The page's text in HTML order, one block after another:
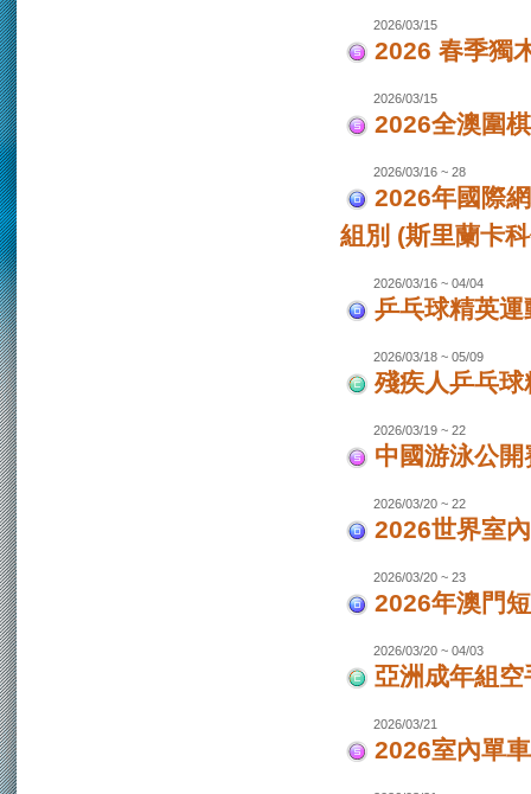
2026/03/15
2026 春季獨
2026/03/15
2026全澳圍
2026/03/16 ~ 28
2026年國際
組別 (斯里蘭卡
2026/03/16 ~ 04/04
乒乓球精英
2026/03/18 ~ 05/09
殘疾人乒乓
2026/03/19 ~ 22
中國游泳公
2026/03/20 ~ 22
2026世界室
2026/03/20 ~ 23
2026年澳門
2026/03/20 ~ 04/03
亞洲成年組
2026/03/21
2026室內單